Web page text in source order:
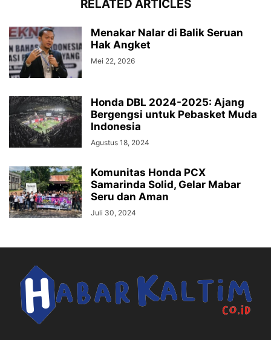
RELATED ARTICLES
Menakar Nalar di Balik Seruan
Hak Angket
Mei 22, 2026
Honda DBL 2024-2025: Ajang
Bergengsi untuk Pebasket Muda
Indonesia
Agustus 18, 2024
Komunitas Honda PCX
Samarinda Solid, Gelar Mabar
Seru dan Aman
Juli 30, 2024